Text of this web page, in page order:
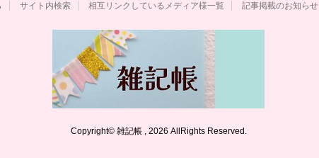
サイト内検索 相互リンクしているメディア様一覧 記事掲載のお知らせ
Copyright© 雑記帳 , 2026 AllRights Reserved.